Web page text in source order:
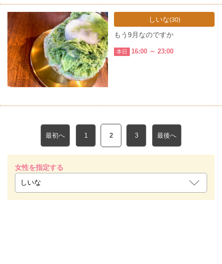
しいな(30)
もう9月なのですか
本日 16:00 ～ 23:00
最初へ 1 2 3 最後へ
女性を指定する